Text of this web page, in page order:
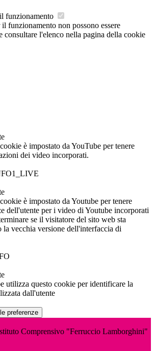
funzionamento
funzionamento non possono essere
consultare l'elenco nella pagina della cookie
è impostato da YouTube per tenere
dei video incorporati.
è impostato da Youtube per tenere
dell'utente per i video di Youtube incorporati
se il visitatore del sito web sta
vecchia versione dell'interfaccia di
utilizza questo cookie per identificare la
dall'utente
preferenze
Comprensivo "Ferruccio Lamborghini"